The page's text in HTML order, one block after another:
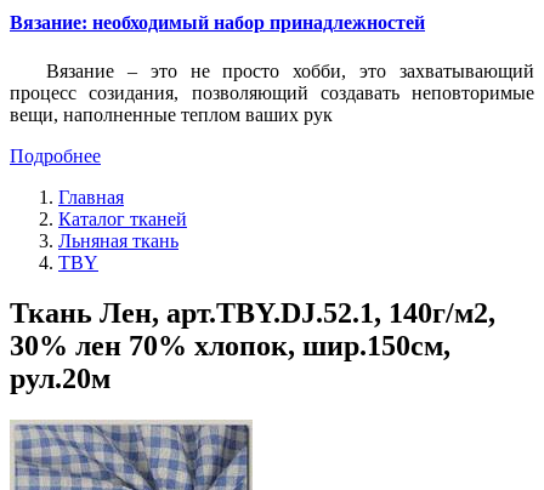
Вязание: необходимый набор принадлежностей
Вязание – это не просто хобби, это захватывающий
процесс созидания, позволяющий создавать неповторимые
вещи, наполненные теплом ваших рук
Подробнее
Главная
Каталог тканей
Льняная ткань
TBY
Ткань Лен, арт.TBY.DJ.52.1, 140г/м2,
30% лен 70% хлопок, шир.150см,
рул.20м